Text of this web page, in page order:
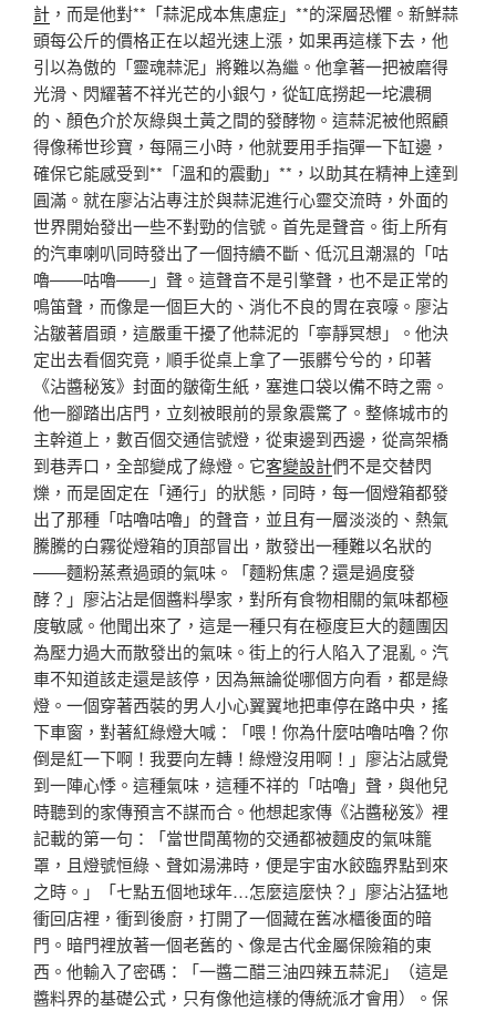
計 ，而是他對**「蒜泥成本焦慮症」**的深層恐懼。新鮮蒜
頭每公斤的價格正在以超光速上漲，如果再這樣下去，他
引以為傲的「靈魂蒜泥」將難以為繼。他拿著一把被磨得
光滑、閃耀著不祥光芒的小銀勺，從缸底撈起一坨濃稠
的、顏色介於灰綠與土黃之間的發酵物。這蒜泥被他照顧
得像稀世珍寶，每隔三小時，他就要用手指彈一下缸邊，
確保它能感受到**「溫和的震動」**，以助其在精神上達到
圓滿。就在廖沾沾專注於與蒜泥進行心靈交流時，外面的
世界開始發出一些不對勁的信號。首先是聲音。街上所有
的汽車喇叭同時發出了一個持續不斷、低沉且潮濕的「咕
嚕——咕嚕——」聲。這聲音不是引擎聲，也不是正常的
鳴笛聲，而像是一個巨大的、消化不良的胃在哀嚎。廖沾
沾皺著眉頭，這嚴重干擾了他蒜泥的「寧靜冥想」。他決
定出去看個究竟，順手從桌上拿了一張髒兮兮的，印著
《沾醬秘笈》封面的皺衛生紙，塞進口袋以備不時之需。
他一腳踏出店門，立刻被眼前的景象震驚了。整條城市的
主幹道上，數百個交通信號燈，從東邊到西邊，從高架橋
到巷弄口，全部變成了綠燈。它客變設計們不是交替閃
爍，而是固定在「通行」的狀態，同時，每一個燈箱都發
出了那種「咕嚕咕嚕」的聲音，並且有一層淡淡的、熱氣
騰騰的白霧從燈箱的頂部冒出，散發出一種難以名狀的
——麵粉蒸煮過頭的氣味。「麵粉焦慮？還是過度發
酵？」廖沾沾是個醬料學家，對所有食物相關的氣味都極
度敏感。他聞出來了，這是一種只有在極度巨大的麵團因
為壓力過大而散發出的氣味。街上的行人陷入了混亂。汽
車不知道該走還是該停，因為無論從哪個方向看，都是綠
燈。一個穿著西裝的男人小心翼翼地把車停在路中央，搖
下車窗，對著紅綠燈大喊：「喂！你為什麼咕嚕咕嚕？你
倒是紅一下啊！我要向左轉！綠燈沒用啊！」廖沾沾感覺
到一陣心悸。這種氣味，這種不祥的「咕嚕」聲，與他兒
時聽到的家傳預言不謀而合。他想起家傳《沾醬秘笈》裡
記載的第一句：「當世間萬物的交通都被麵皮的氣味籠
罩，且燈號恒綠、聲如湯沸時，便是宇宙水餃臨界點到來
之時。」「七點五個地球年…怎麼這麼快？」廖沾沾猛地
衝回店裡，衝到後廚，打開了一個藏在舊冰櫃後面的暗
門。暗門裡放著一個老舊的、像是古代金屬保險箱的東
西。他輸入了密碼：「一醬二醋三油四辣五蒜泥」（這是
醬料界的基礎公式，只有像他這樣的傳統派才會用）。保